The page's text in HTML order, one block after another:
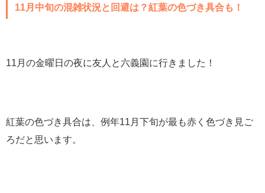
11月中旬の混雑状況と回避は？紅葉の色づき具合も！
11月の金曜日の夜に友人と六義園に行きました！
紅葉の色づき具合は、例年11月下旬が最も赤く色づき見ご
ろだと思います。